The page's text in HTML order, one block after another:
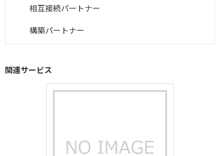
相互接続パートナー
構築パートナー
関連サービス